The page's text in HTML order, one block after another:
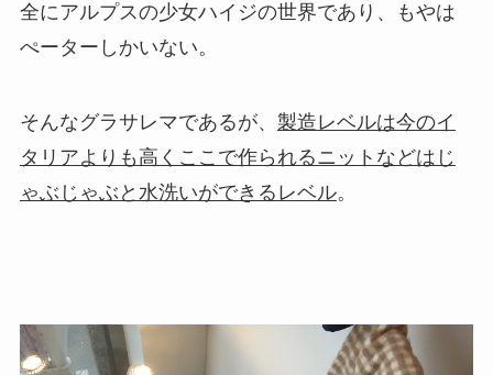
全にアルプスの少女ハイジの世界であり、もやは
ぺーターしかいない。
そんなグラサレマであるが、 製造レベルは今のイ
タリアよりも高くここで作られるニットなどはじ
ゃぶじゃぶと水洗いができるレベル。